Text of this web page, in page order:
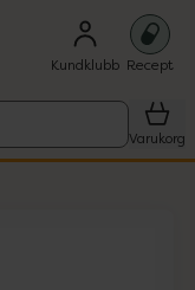
Kundklubb Recept
Varukorg